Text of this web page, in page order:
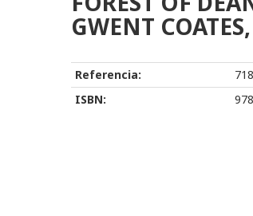
GWENT
Referencia:
718
ISBN: